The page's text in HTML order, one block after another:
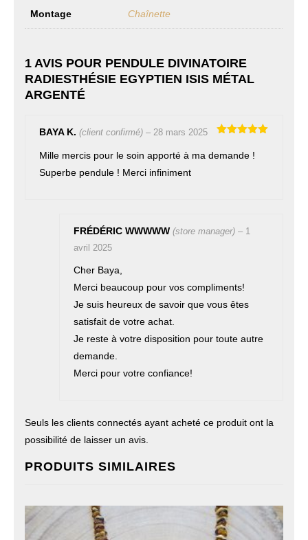
Montage Chaînette
1 AVIS POUR PENDULE DIVINATOIRE
RADIESTHÉSIE EGYPTIEN ISIS MÉTAL
ARGENTÉ
5
BAYA K.(client confirmé) – 28 mars 2025
Mille mercis pour le soin apporté à ma demande !
Superbe pendule ! Merci infiniment
FRÉDÉRIC WWWWW(store manager) – 1
avril 2025
Cher Baya,
Merci beaucoup pour vos compliments!
Je suis heureux de savoir que vous êtes
satisfait de votre achat.
Je reste à votre disposition pour toute autre
demande.
Merci pour votre confiance!
Seuls les clients connectés ayant acheté ce produit ont la
possibilité de laisser un avis.
PRODUITS SIMILAIRES